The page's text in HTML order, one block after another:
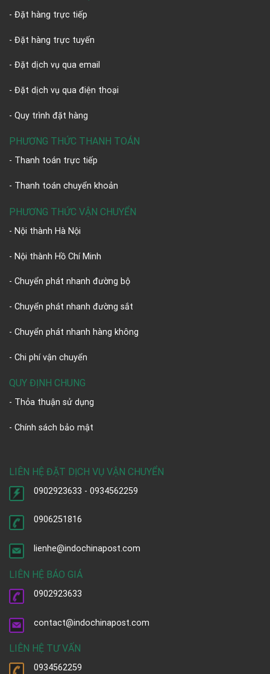
- Đặt hàng trực tiếp
- Đặt hàng trực tuyến
- Đặt dịch vụ qua email
- Đặt dịch vụ qua điện thoại
- Quy trình đặt hàng
PHƯƠNG THỨC THANH TOÁN
- Thanh toán trực tiếp
- Thanh toán chuyển khoản
PHƯƠNG THỨC VẬN CHUYỂN
- Nội thành Hà Nội
- Nội thành Hồ Chí Minh
- Chuyển phát nhanh đường bộ
- Chuyển phát nhanh đường sắt
- Chuyển phát nhanh hàng không
- Chi phí vận chuyển
QUY ĐỊNH CHUNG
- Thỏa thuận sử dụng
- Chính sách bảo mật
LIÊN HỆ ĐẶT DỊCH VỤ VẬN CHUYỂN
0902923633 - 0934562259
0906251816
lienhe@indochinapost.com
LIÊN HỆ BÁO GIÁ
0902923633
contact@indochinapost.com
LIÊN HỆ TƯ VẤN
0934562259